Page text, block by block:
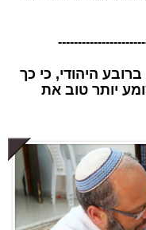
ברובע היהודי, כי כך
יותר טוב את